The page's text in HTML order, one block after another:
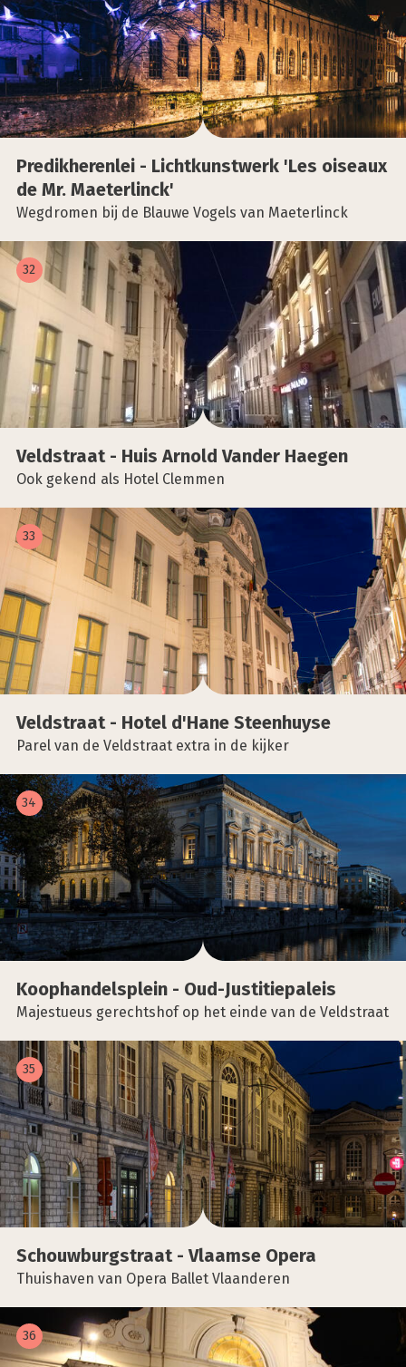
Pre­dik­he­ren­lei - Licht­kunst­werk 'Les oise­aux
de Mr. Mae­ter­lin­ck'
Wegdromen bij de Blauwe Vogels van Maeterlinck
Veld­straat - Huis Arnold Van­der Hae­gen
Ook gekend als Hotel Clemmen
32
Veld­straat - Hotel d'Hane Steen­huy­se
Parel van de Veldstraat extra in de kijker
33
Koop­han­dels­plein - Oud-Jus­ti­tie­pa­leis
Majestueus gerechtshof op het einde van de Veldstraat
34
Schouw­burgstraat - Vlaam­se Ope­ra
Thuishaven van Opera Ballet Vlaanderen
35
36